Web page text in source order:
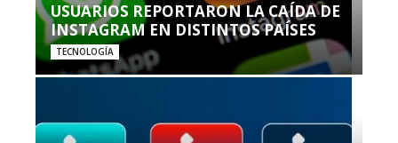
USUARIOS REPORTARON LA CAÍDA DE
INSTAGRAM EN DISTINTOS PAÍSES
TECNOLOGÍA